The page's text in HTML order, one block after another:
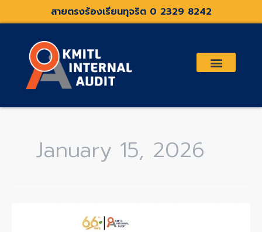
สายตรงร้องเรียนทุจริต 0 2329 8242
January 15, 2026